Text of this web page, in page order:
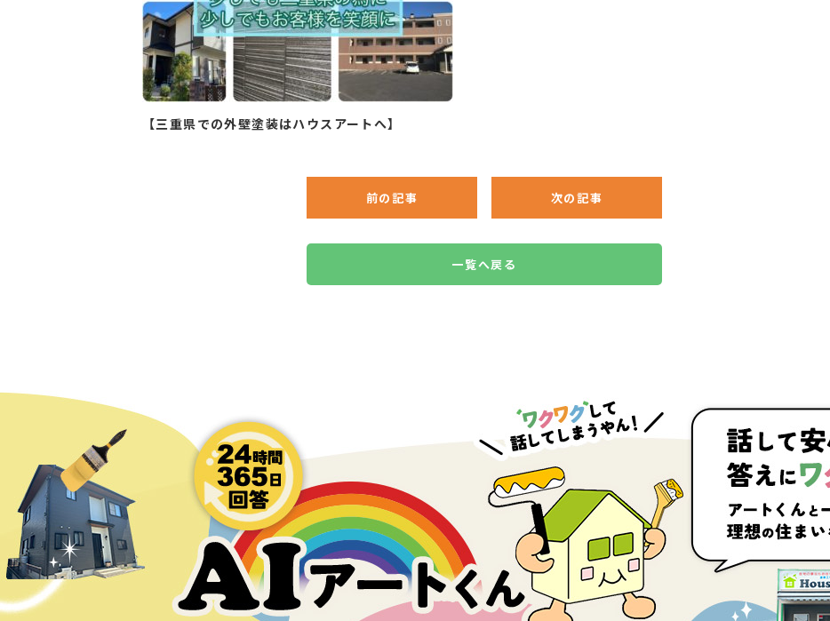
【三重県での外壁塗装はハウスアートへ】
前の記事 次の記事
一覧へ戻る